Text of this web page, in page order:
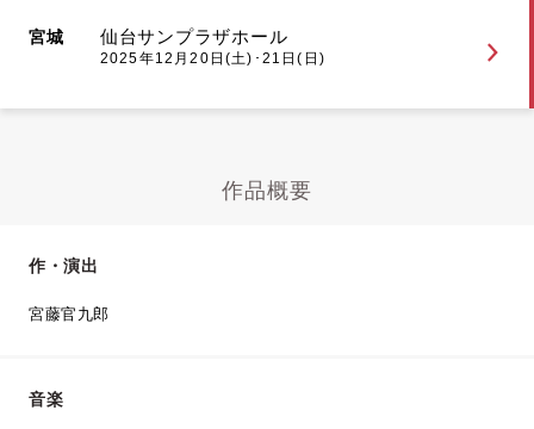
宮城 仙台サンプラザホール
2025年12月20日(土)･21日(日)
作品概要
作・演出
宮藤官九郎
音楽